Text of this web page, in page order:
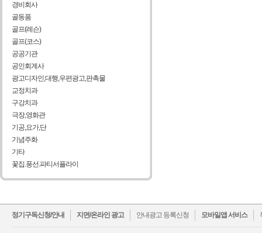
경비회사
골동품
골프(레슨)
골프(코스)
공공기관
공인회계사
광고디자인,대행,우편광고,판촉물
교정치과
구강치과
극장,영화관
기공,요가,단
기념주화
기타
꽃집.풍선.파티서플라이
정기구독신청/안내 지면/온라인 광고 안내광고 등록신청 모바일앱 서비스
facebook
twitter